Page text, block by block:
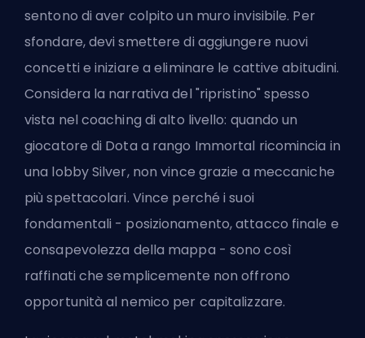
sentono di aver colpito un muro invisibile. Per
sfondare, devi smettere di aggiungere nuovi
concetti e iniziare a eliminare le cattive abitudini.
Considera la narrativa del "ripristino" spesso
vista nel coaching di alto livello: quando un
giocatore di Dota a rango Immortal ricomincia in
una lobby Silver, non vince grazie a meccaniche
più spettacolari. Vince perché i suoi
fondamentali - posizionamento, attacco finale e
consapevolezza della mappa - sono così
raffinati che semplicemente non offrono
opportunità al nemico per capitalizzare.